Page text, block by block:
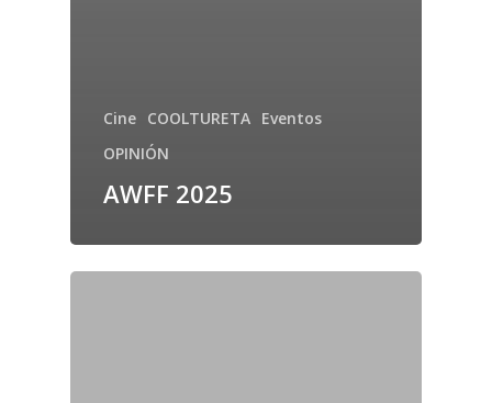
Cine COOLTURETA Eventos
OPINIÓN
AWFF 2025